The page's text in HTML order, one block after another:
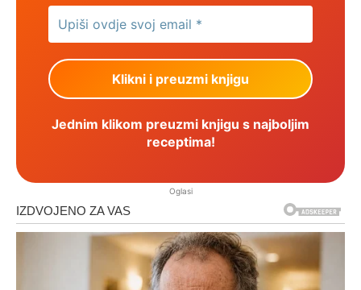
Jednim klikom preuzmi knjigu s najboljim
receptima!
Oglasi